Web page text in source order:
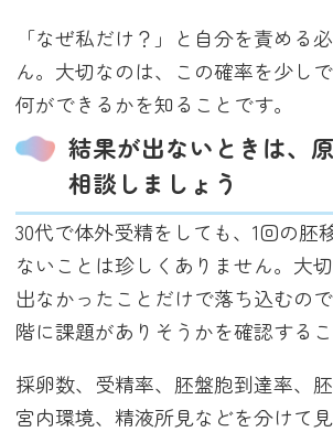
「なぜ私だけ？」と自分を責める
ん。大切なのは、この確率を少し
何ができるかを知ることです。
結果が出ないときは、
相談しましょう
30代で体外受精をしても、1回の胚
ないことは珍しくありません。大
出なかったことだけで落ち込むの
階に課題がありそうかを確認するこ
採卵数、受精率、胚盤胞到達率、
宮内環境、精液所見などを分けて